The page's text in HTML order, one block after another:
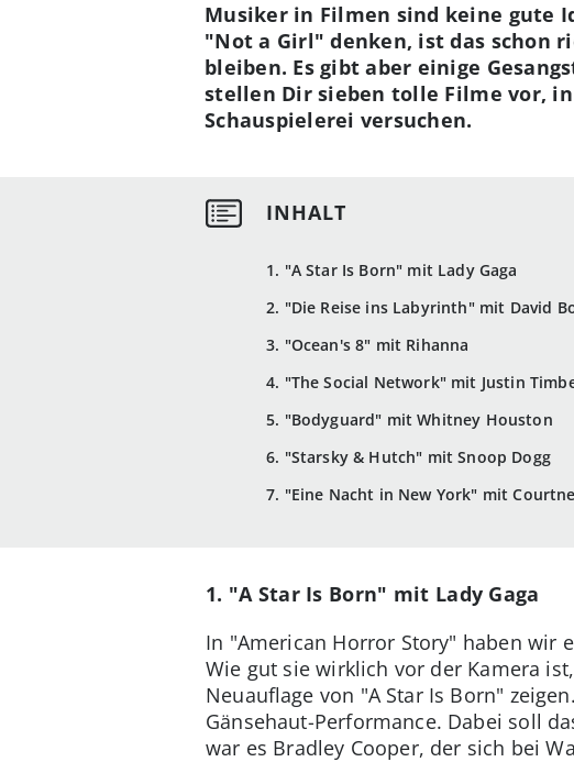
1. "A Star Is Born" mit Lady Gaga
2. "Die Reise ins Labyrinth" mit David
3. "Ocean's 8" mit Rihanna
4. "The Social Network" mit Justin
5. "Bodyguard" mit Whitney Houston
6. "Starsky & Hutch" mit Snoop Dogg
7. "Eine Nacht in New York" mit
Musiker in Filmen sind keine gute
"Not a Girl" denken, ist das schon
bleiben. Es gibt aber einige
stellen Dir sieben tolle Filme vor,
Schauspielerei versuchen.
1. "A Star Is Born" mit Lady Gaga
In "American Horror Story" haben wir
Wie gut sie wirklich vor der Kamera
Neuauflage von "A Star Is Born"
Gänsehaut-Performance. Dabei soll
war es Bradley Cooper, der sich bei